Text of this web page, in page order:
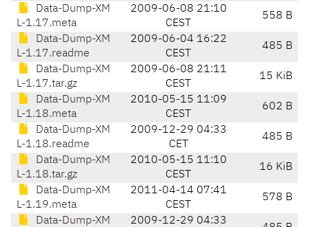
Data-Dump-XM
L-1.17.meta
2009-06-08 21:10
CEST
558 B
Data-Dump-XM
L-1.17.readme
2009-06-04 16:22
CEST
485 B
Data-Dump-XM
L-1.17.tar.gz
2009-06-08 21:11
CEST
15 KiB
Data-Dump-XM
L-1.18.meta
2010-05-15 11:09
CEST
602 B
Data-Dump-XM
L-1.18.readme
2009-12-29 04:33
CET
485 B
Data-Dump-XM
L-1.18.tar.gz
2010-05-15 11:10
CEST
16 KiB
Data-Dump-XM
L-1.19.meta
2011-04-14 07:41
CEST
578 B
Data-Dump-XM 2009-12-29 04:33